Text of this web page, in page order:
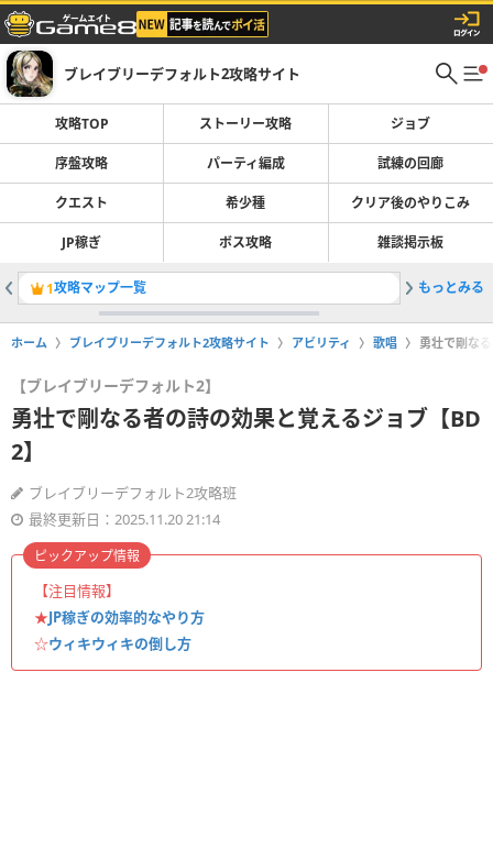
ブレイブリーデフォルト2攻略サイト
攻略TOP ストーリー攻略 ジョブ
序盤攻略 パーティ編成 試練の回廊
クエスト 希少種 クリア後のやりこみ
JP稼ぎ ボス攻略 雑談掲示板
1攻略マップ一覧 2JP稼ぎ
もっとみる
ホーム ブレイブリーデフォルト2攻略サイト アビリティ 歌唱 勇壮で剛な
【ブレイブリーデフォルト2】
勇壮で剛なる者の詩の効果と覚えるジョブ【BD
2】
ブレイブリーデフォルト2攻略班
最終更新日：2025.11.20 21:14
【注目情報】
★JP稼ぎの効率的なやり方
☆ウィキウィキの倒し方
ピックアップ情報